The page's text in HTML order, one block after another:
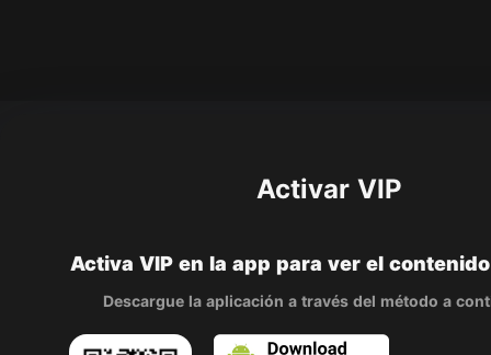
Activar VIP
Activa VIP en la app para ver el
Descargue la aplicación a través del método a